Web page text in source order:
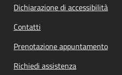
Dichiarazione di accessibilità
Contatti
Prenotazione appuntamento
Richiedi assistenza